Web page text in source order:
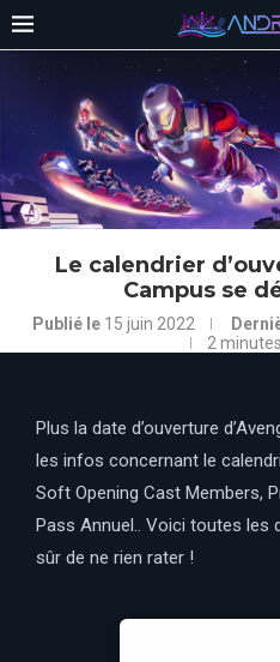
Le calendrier
Campus se
Publié le 15 juin 2022
2
Plus la date d’ouverture
les infos concernant le
Soft Opening Cast Members,
Pass Annuel.. Voici toutes les
sûr de ne rien rater !